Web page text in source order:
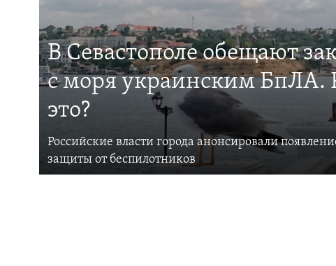
В Севастополе обещают
с моря украинским БпЛА.
это?
Российские власти города анонсировали
защиты от беспилотников